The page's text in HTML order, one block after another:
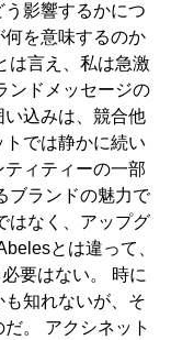
影響するかにつ
を意味するのか
は言え、私は急激
ンドメッセージの
込みは、競合他
では静かに続い
ィティーの一部
ブランドの魅力で
はなく、アップグ
とは違って、
要はない。 時に
知れないが、そ
。 アクシネット